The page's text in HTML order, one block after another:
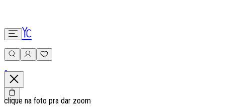
0
clique na foto pra dar zoom